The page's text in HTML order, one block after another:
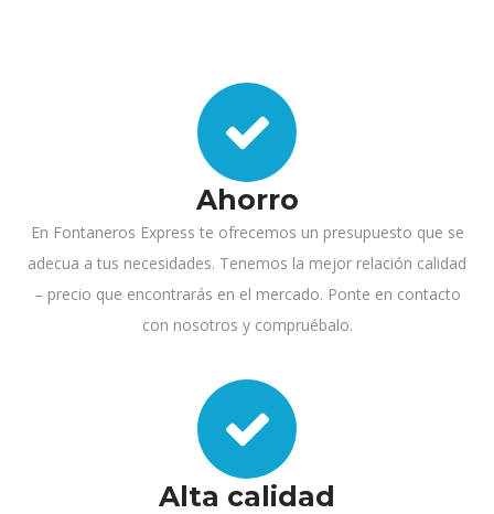
Ahorro
En Fontaneros Express te ofrecemos un presupuesto que se
adecua a tus necesidades. Tenemos la mejor relación calidad
– precio que encontrarás en el mercado. Ponte en contacto
con nosotros y compruébalo.
Alta calidad